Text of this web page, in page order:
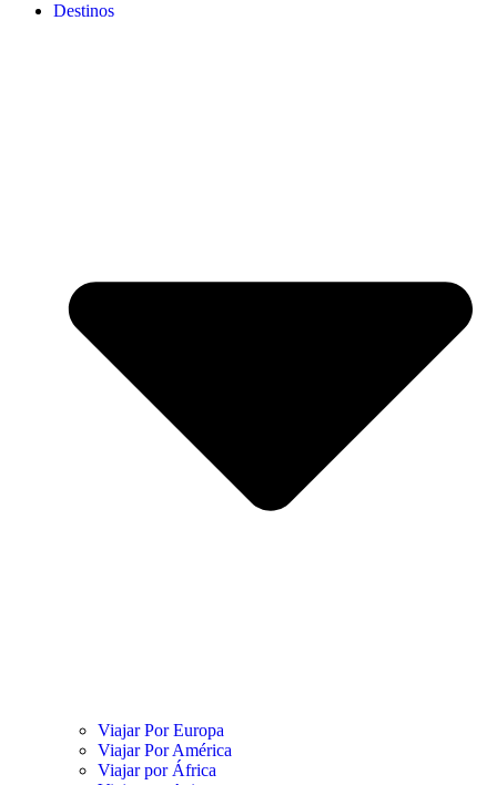
Destinos
Viajar Por Europa
Viajar Por América
Viajar por África